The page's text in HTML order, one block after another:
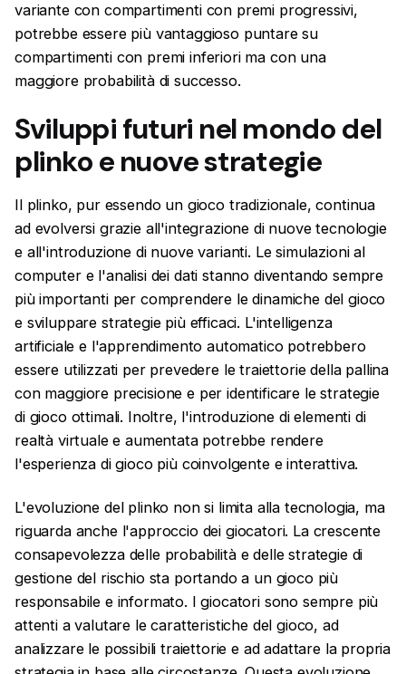
variante con compartimenti con premi progressivi,
potrebbe essere più vantaggioso puntare su
compartimenti con premi inferiori ma con una
maggiore probabilità di successo.
Sviluppi futuri nel mondo del
plinko e nuove strategie
Il plinko, pur essendo un gioco tradizionale, continua
ad evolversi grazie all'integrazione di nuove tecnologie
e all'introduzione di nuove varianti. Le simulazioni al
computer e l'analisi dei dati stanno diventando sempre
più importanti per comprendere le dinamiche del gioco
e sviluppare strategie più efficaci. L'intelligenza
artificiale e l'apprendimento automatico potrebbero
essere utilizzati per prevedere le traiettorie della pallina
con maggiore precisione e per identificare le strategie
di gioco ottimali. Inoltre, l'introduzione di elementi di
realtà virtuale e aumentata potrebbe rendere
l'esperienza di gioco più coinvolgente e interattiva.
L'evoluzione del plinko non si limita alla tecnologia, ma
riguarda anche l'approccio dei giocatori. La crescente
consapevolezza delle probabilità e delle strategie di
gestione del rischio sta portando a un gioco più
responsabile e informato. I giocatori sono sempre più
attenti a valutare le caratteristiche del gioco, ad
analizzare le possibili traiettorie e ad adattare la propria